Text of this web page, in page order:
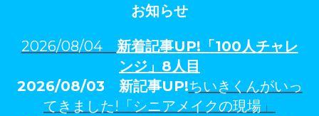
お知らせ
2026/08/04 新着記事UP!「100人チャレ
ンジ」 8人目
2026/08/03 新記事UP!ちいきくんがいっ
てきました!「シニアメイクの現場 」